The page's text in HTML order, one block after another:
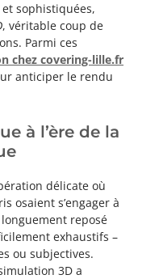
sophistiquées,
, véritable coup de
Parmi ces
chez covering-lille.fr
anticiper le rendu
à l’ère de la
délicate où
osaient s’engager à
longuement reposé
exhaustifs –
ou subjectives.
3D a